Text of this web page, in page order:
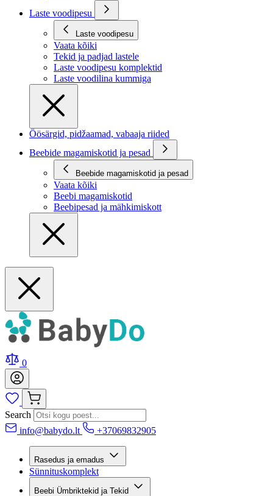
Laste voodipesu
Laste voodipesu
Vaata kõiki
Tekid ja padjad lastele
Laste voodipesu komplektid
Laste voodilina kummiga
Öösärgid, pidžaamad, vabaaja riided
Beebide magamiskotid ja pesad
Beebide magamiskotid ja pesad
Vaata kõiki
Beebi magamiskotid
Beebipesad ja mähkimiskott
0
Search
info@babydo.lt
+37069832905
Rasedus ja emadus
Sünnituskomplekt
Beebi Ümbriktekid ja Tekid